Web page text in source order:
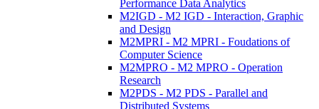
Performance Data Analytics
M2IGD - M2 IGD - Interaction, Graphic
and Design
M2MPRI - M2 MPRI - Foudations of
Computer Science
M2MPRO - M2 MPRO - Operation
Research
M2PDS - M2 PDS - Parallel and
Distributed Systems